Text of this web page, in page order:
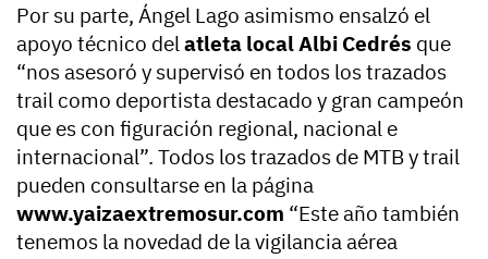
Por su parte, Ángel Lago asimismo ensalzó el
apoyo técnico del atleta local Albi Cedrés que
“nos asesoró y supervisó en todos los trazados
trail como deportista destacado y gran campeón
que es con figuración regional, nacional e
internacional”. Todos los trazados de MTB y trail
pueden consultarse en la página
www.yaizaextremosur.com “Este año también
tenemos la novedad de la vigilancia aérea